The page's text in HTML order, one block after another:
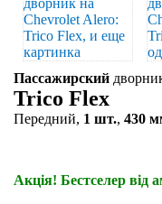
Пассажирский
Trico Flex
Передний, 1 шт., 430
Акція! Бестселер від